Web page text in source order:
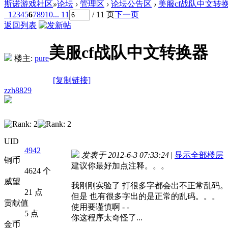
斯诺游戏社区»论坛 › 管理区 › 论坛公告区 › 美服cf战队中文转
1 2345678910... 11 / 11 页下一页
返回列表
楼主: pure美服cf战队中文转换器
[复制链接]
zzh8829
UID
4942
铜币
4624 个
威望
21 点
贡献值
5 点
金币
发表于 2012-6-3 07:33:24 | 显示全部楼层
建议你最好加点注释。。。
我刚刚实验了 打很多字都会出不正常乱码。
但是 也有很多字出的是正常的乱码。。。
使用要谨慎啊 - -
你这程序太奇怪了...